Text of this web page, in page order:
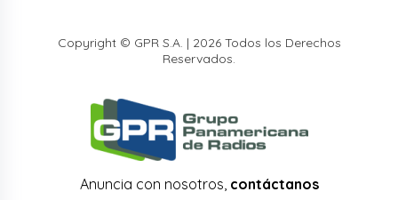
Copyright © GPR S.A. | 2026 Todos los Derechos
Reservados.
Anuncia con nosotros, contáctanos